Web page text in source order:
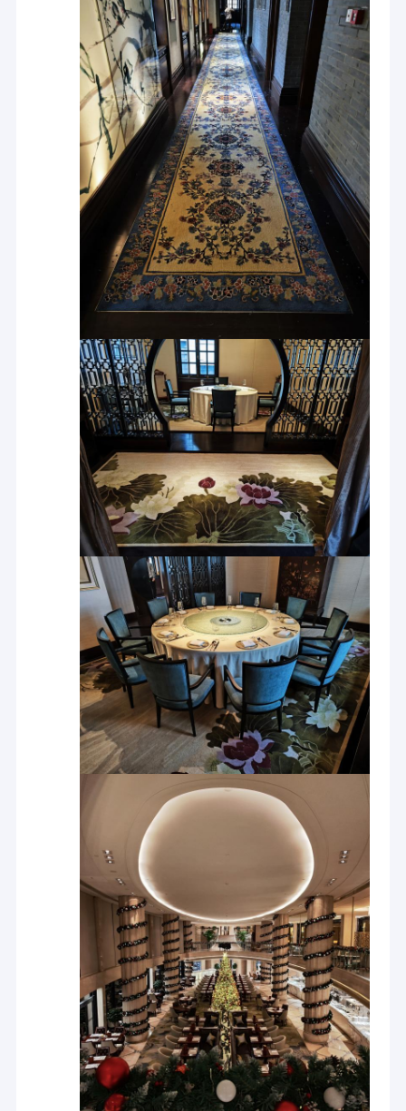
مسكن
منتجات
معلومات عنا
جولة في المعمل
مراقبة الجودة
اتصل بنا
أخبار
اطلب اقتباس
سجاد ضيافة فاخر
السجاد التجاري المعياري
سجاد أكسمينستر منسوج
بلاط سجاد نايلون
سجاد ويلتون المنسوج
سجادة معنقدة بنمط نول عريض
بلاط السجاد المطبوع
سجاد يدوي معنقدة
بساط داخلي
سجادة صلاة المسجد
حصيرة داخلية في الهواء الطلق
مهنية.يقع في Liyang.توجد مدينة جميلة في وسط دلتا نهر
اليانغتسي الأكثر تطورًا ومنطقة شنغهاي للتعاون الاقتصادي.منذ
إنشائها في عام 1994 ، نمت Kaili من مصنع صغير ينتج مواد
السجاد إلى مؤسسة متخصصة في التصميم والبحث والإنتاج
من التطوير.
في الوقت الحاضر ، تضم شركتنا أكثر من 1500 موظف يعملون
في أربعة مصانع.هذه المصانع الأربعة مسؤولة عن إنتاج أنواع
مختلفة من السجاد.منذ عام 2001 ، نجحت مؤسستنا في زيادة
قيمة الإنتاج السنوي من حوالي 100 مليون دولار أمريكي إلى
200 مليون دولار أمريكي من خلال آلية التحويل ، وتعزيز الإدارة
الداخلية واستكشاف إمكانات المؤسسة.
لقد احتفظ حجمنا وحجم الإنتاج والمبيعات بمكانة رائدة في
صناعة السجاد الصينية.تم تصنيف حجم الإنتاج والمبيعات من
السجاد المنسوج في المرتبة الثانية والرابعة في الدولة
بأكملها.من أجل ضمان القدرة التنافسية للمؤسسة ، يتم استيراد
معظم آلات Kaili من دول خارجية.الآن يبلغ الإنتاج السنوي لسجاد
ويلتون المنسوج 18.000.000 متر مربع.يبلغ الإنتاج السنوي